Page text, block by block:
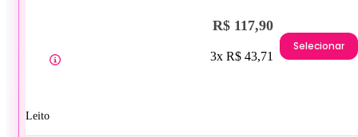
Leito
R$ 117,90
3x R$ 43,71
Selecionar